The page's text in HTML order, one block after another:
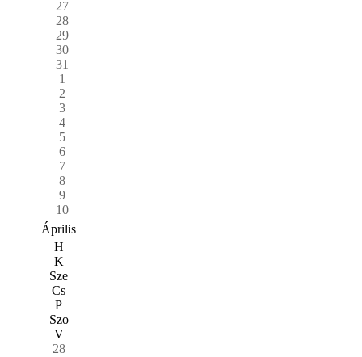
27
28
29
30
31
1
2
3
4
5
6
7
8
9
10
Április
H
K
Sze
Cs
P
Szo
V
28